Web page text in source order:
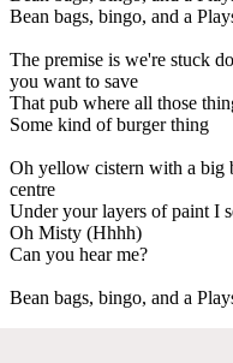
Bean bags, bingo, and a
The premise is we're stuck
you want to save
That pub where all those
Some kind of burger thing
Oh yellow cistern with a big
centre
Under your layers of paint I
Oh Misty (Hhhh)
Can you hear me?
Bean bags, bingo, and a